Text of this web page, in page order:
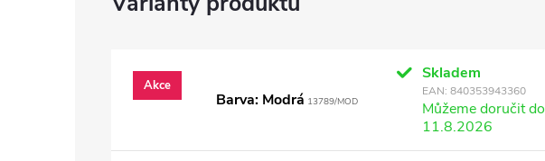
Akce
Barva: Modrá 13789/MOD
Skladem
EAN: 840353943360
Můžeme doručit do
11.8.2026